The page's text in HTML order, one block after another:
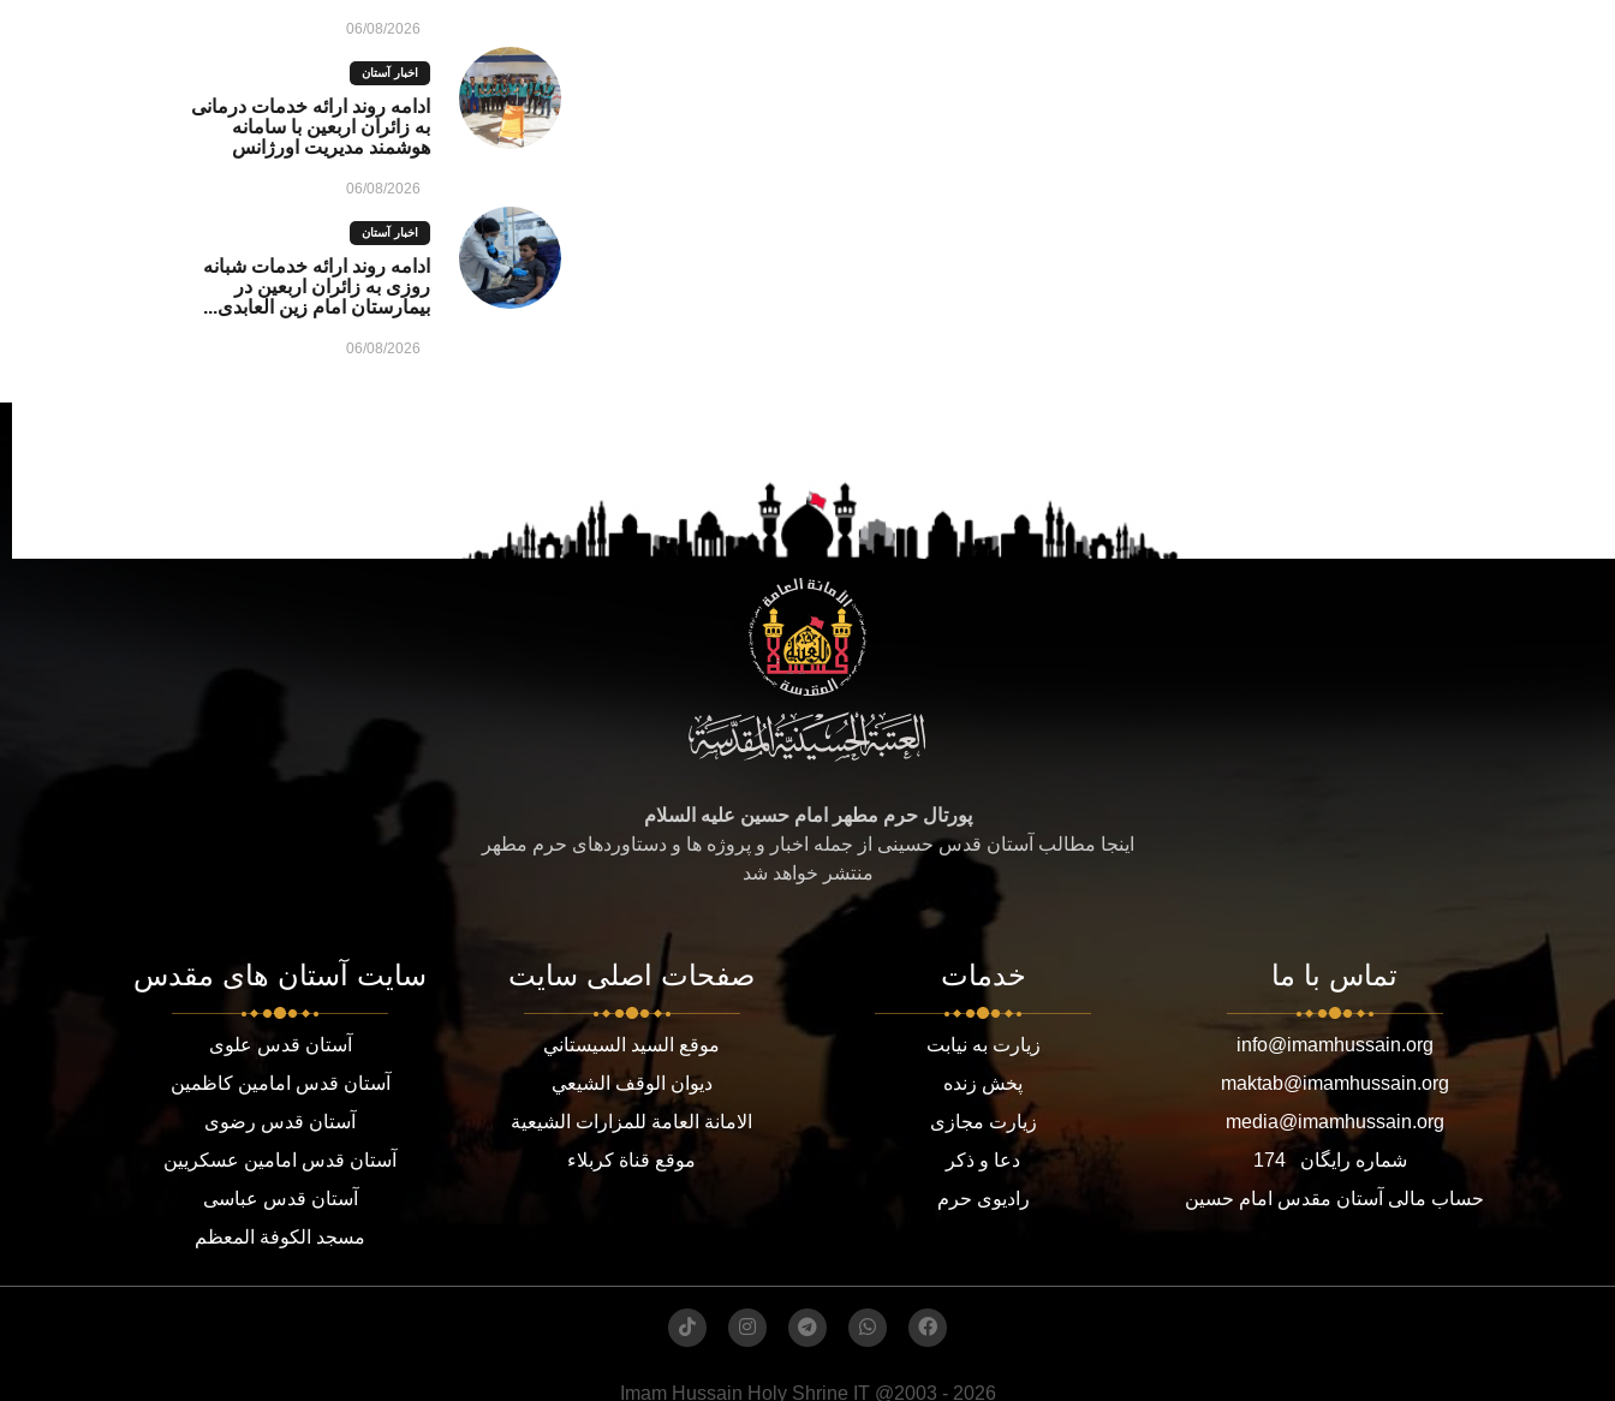
06/08/2026
اخبار آستان
ادامه روند ارائه خدمات درمانی
به زائران اربعین با سامانه
هوشمند مدیریت اورژانس
06/08/2026
اخبار آستان
ادامه روند ارائه خدمات شبانه
روزی به زائران اربعین در
بیمارستان امام زین العابدی...
06/08/2026
پورتال حرم مطهر امام حسین علیه السلام
اینجا مطالب آستان قدس حسینی از جمله اخبار و پروژه ها و دستاوردهای حرم مطهر
منتشر خواهد شد
تماس با ما
info@imamhussain.org
maktab@imamhussain.org
media@imamhussain.org
شماره رایگان
174
حساب مالی آستان مقدس امام حسین
خدمات
زیارت به نیابت
پخش زنده
زیارت مجازی
دعا و ذکر
رادیوی حرم
صفحات اصلی سایت
موقع السيد السيستاني
ديوان الوقف الشيعي
الامانة العامة للمزارات الشيعية
موقع قناة كربلاء
سایت آستان های مقدس
آستان قدس علوی
آستان قدس امامین کاظمین
آستان قدس رضوی
آستان قدس امامین عسکریین
آستان قدس عباسی
مسجد الكوفة المعظم
Imam Hussain Holy Shrine IT @2003 - 2026